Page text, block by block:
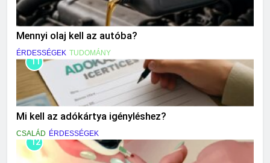
Mennyi olaj kell az autóba?
ÉRDESSÉGEK TUDOMÁNY
11
Mi kell az adókártya igényléshez?
CSALÁD ÉRDESSÉGEK
12